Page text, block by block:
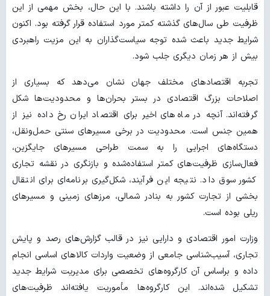
قابلیت عبور از آن را داشته باشند. با این حال، بخش مهمی از این
ظرفیت طی سال‌های گذشته کمتر مورد استفاده قرار گرفته بود. اکنون
شرایط جدید باعث شده توجه سیاست‌گذاران به این مزیت راهبردی
بیش از هر زمان دیگری جلب شود.
تجربه اقتصادهای مختلف جهان نشان می‌دهد که بسیاری از
اصلاحات بزرگ اقتصادی در بستر بحران‌ها و محدودیت‌ها شکل
گرفته‌اند. آنچه در ماه‌های اخیر برای اقتصاد ایران رخ داده نیز از
همین جنس است. محدودیت در برخی مسیرهای سنتی حمل‌ونقل،
دستگاه‌های اجرایی را به سمت طراحی مسیرهای جایگزین،
فعال‌سازی ظرفیت‌های کمتر استفاده‌شده و بازنگری در نقشه تجاری
کشور سوق داد. نتیجه این فرآیند، شکل‌گیری برنامه‌ای برای انتقال
بخشی از تجارت کشور به بنادر شمالی، مرزهای زمینی و مسیرهای
ریلی بوده است.
وزارت امور اقتصادی و دارایی نیز در قالب گزارش‌های رصد و پایش
تجاری، آسیب‌شناسی جامعی از وضعیت واردات کالاهای اساسی انجام
داده و براساس آن کارگروه‌های تخصصی برای مدیریت شرایط جدید
تشکیل شده‌اند. این کارگروه‌ها مأموریت یافته‌اند ظرفیت‌های